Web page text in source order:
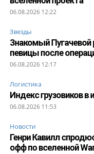
06.08.2026 12:22
Звезды
Знакомый Пугачевой
певицы после
06.08.2026 12:17
Логистика
Индекс грузовиков в
06.08.2026 11:53
Новости
Генри Кавилл
офф по вселенной